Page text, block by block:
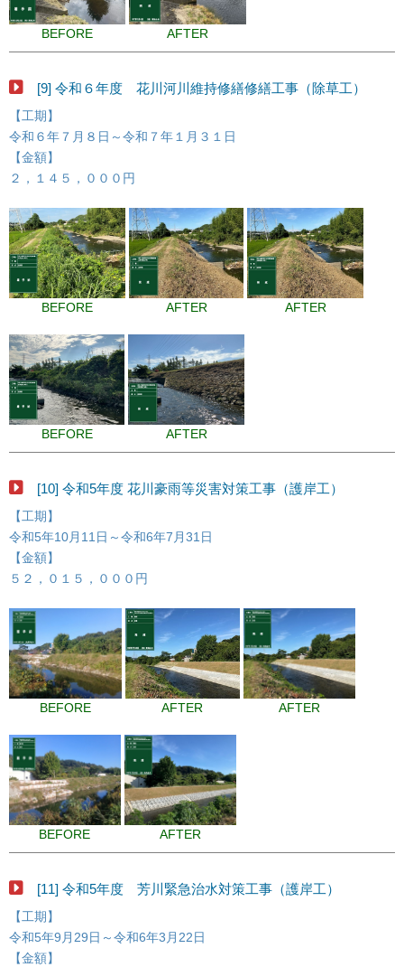
BEFORE AFTER
[9] 令和６年度 花川河川維持修繕修繕工事（除草工）
【工期】
令和６年７月８日～令和７年１月３１日
【金額】
２，１４５，０００円
BEFORE AFTER AFTER
BEFORE AFTER
[10] 令和5年度 花川豪雨等災害対策工事（護岸工）
【工期】
令和5年10月11日～令和6年7月31日
【金額】
５２，０１５，０００円
BEFORE AFTER AFTER
BEFORE AFTER
[11] 令和5年度 芳川緊急治水対策工事（護岸工）
【工期】
令和5年9月29日～令和6年3月22日
【金額】